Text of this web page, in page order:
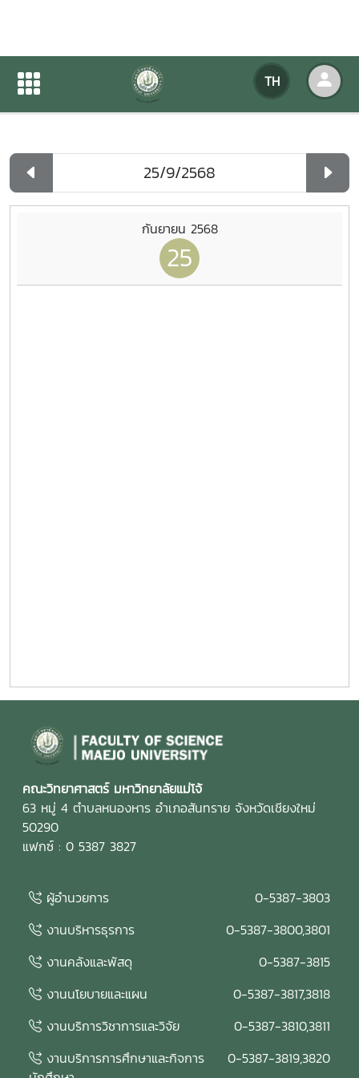
TH
ปฏิทินกิจกรรมของหน่วยงาน
ปฏิทินกิจกรรมของหน่วยงาน
กันยายน 2568
25
คณะวิทยาศาสตร์ มหาวิทยาลัยแม่โจ้
63 หมู่ 4 ตำบลหนองหาร อำเภอสันทราย จังหวัดเชียงใหม่
50290
แฟกซ์ : 0 5387 3827
ผู้อำนวยการ
0-5387-3803
งานบริหารธุรการ
0-5387-3800,3801
งานคลังและพัสดุ
0-5387-3815
งานนโยบายและแผน
0-5387-3817,3818
งานบริการวิชาการและวิจัย
0-5387-3810,3811
งานบริการการศึกษาและกิจการ
0-5387-3819,3820